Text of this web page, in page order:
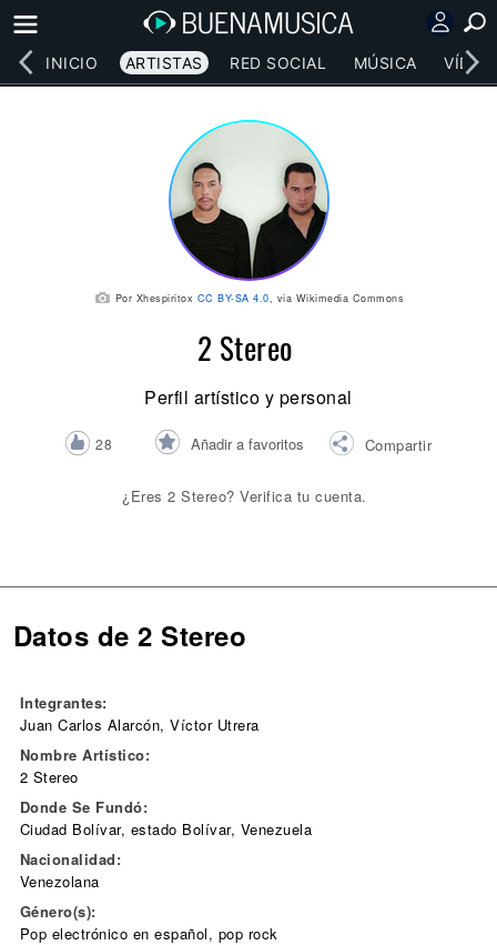
INICIO ARTISTAS RED SOCIAL MÚSICA
Por Xhespiritox CC BY-SA 4.0, via Wikimedia Commons
2 Stereo
Perfil artístico y personal
28 Añadir a favoritos Compartir
¿Eres 2 Stereo? Verifica tu cuenta.
Datos de 2 Stereo
Integrantes:
Juan Carlos Alarcón, Víctor Utrera
Nombre Artístico:
2 Stereo
Donde Se Fundó:
Ciudad Bolívar, estado Bolívar, Venezuela
Nacionalidad:
Venezolana
Género(s):
Pop electrónico en español, pop rock